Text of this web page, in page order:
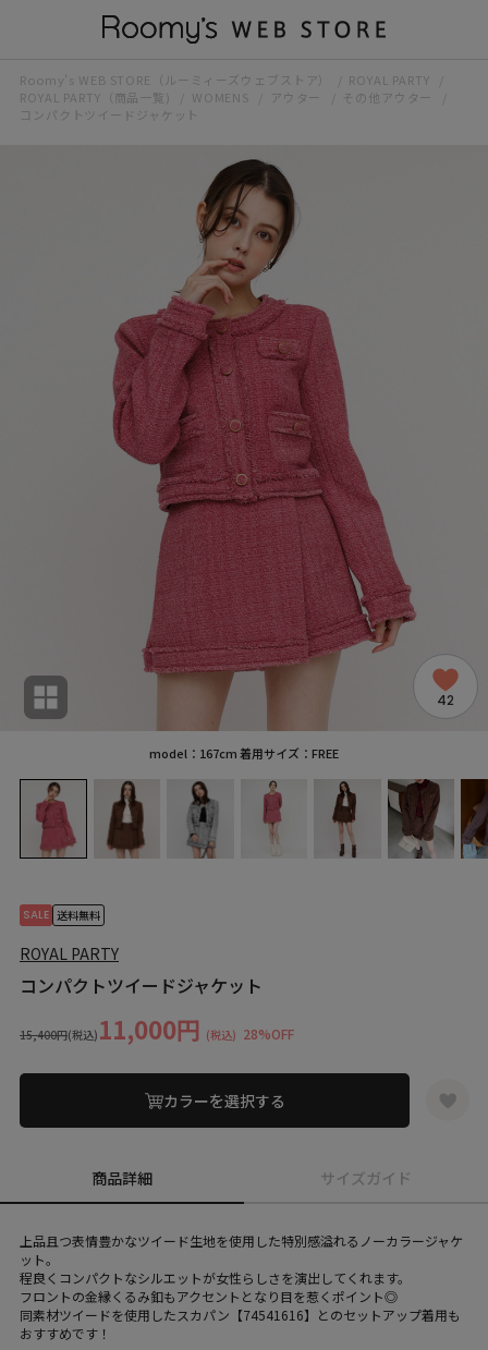
Roomy’s WEB STORE（ルーミィーズウェブストア）
ROYAL PARTY
ROYAL PARTY（商品一覧)
WOMENS アウター
その他アウター
コンパクトツイードジャケット
42
model：167cm 着用サイズ：FREE
SALE 送料無料
ROYAL PARTY
コンパクトツイードジャケット
15,400円(税込) 11,000円 (税込) 28%OFF
カラーを選択する
商品詳細 サイズガイド
上品且つ表情豊かなツイード生地を使用した特別感溢れるノーカラージャケ
ット。
程良くコンパクトなシルエットが女性らしさを演出してくれます。
フロントの金縁くるみ釦もアクセントとなり目を惹くポイント◎
同素材ツイードを使用したスカパン【74541616】とのセットアップ着用も
おすすめです！